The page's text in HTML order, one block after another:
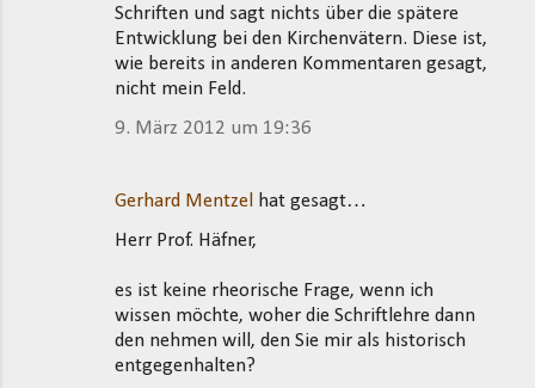
Schriften und sagt nichts über die spätere
Entwicklung bei den Kirchenvätern. Diese ist,
wie bereits in anderen Kommentaren gesagt,
nicht mein Feld.
9. März 2012 um 19:36
Gerhard Mentzel
hat gesagt…
Herr Prof. Häfner,
es ist keine rheorische Frage, wenn ich
wissen möchte, woher die Schriftlehre dann
den nehmen will, den Sie mir als historisch
entgegenhalten?